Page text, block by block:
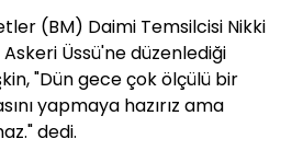
(BM) Daimi Temsilcisi Nikki
Üssü'ne düzenlediği
"Dün gece çok ölçülü bir
yapmaya hazırız ama
dedi.